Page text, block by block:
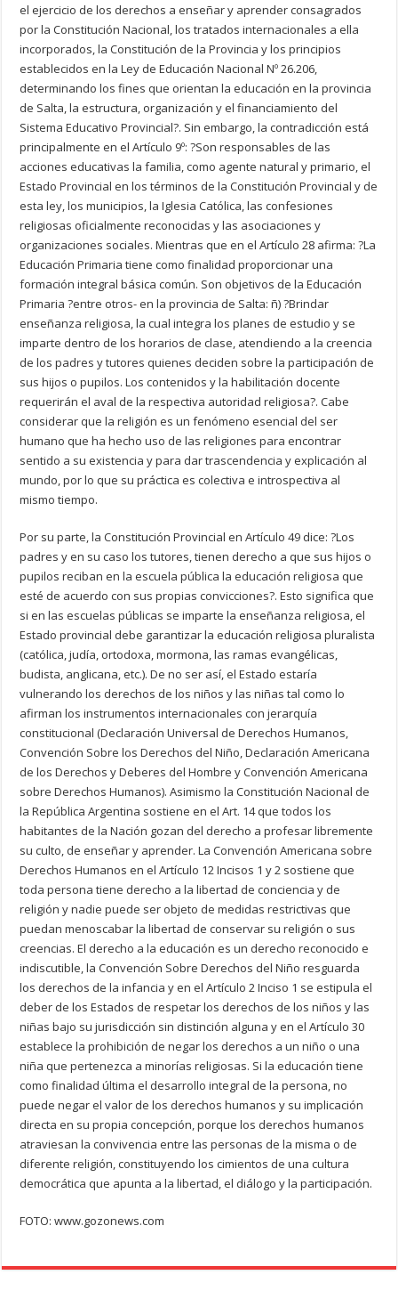
el ejercicio de los derechos a enseñar y aprender consagrados
por la Constitución Nacional, los tratados internacionales a ella
incorporados, la Constitución de la Provincia y los principios
establecidos en la Ley de Educación Nacional Nº 26.206,
determinando los fines que orientan la educación en la provincia
de Salta, la estructura, organización y el financiamiento del
Sistema Educativo Provincial?. Sin embargo, la contradicción está
principalmente en el Artículo 9º: ?Son responsables de las
acciones educativas la familia, como agente natural y primario, el
Estado Provincial en los términos de la Constitución Provincial y de
esta ley, los municipios, la Iglesia Católica, las confesiones
religiosas oficialmente reconocidas y las asociaciones y
organizaciones sociales. Mientras que en el Artículo 28 afirma: ?La
Educación Primaria tiene como finalidad proporcionar una
formación integral básica común. Son objetivos de la Educación
Primaria ?entre otros- en la provincia de Salta: ñ) ?Brindar
enseñanza religiosa, la cual integra los planes de estudio y se
imparte dentro de los horarios de clase, atendiendo a la creencia
de los padres y tutores quienes deciden sobre la participación de
sus hijos o pupilos. Los contenidos y la habilitación docente
requerirán el aval de la respectiva autoridad religiosa?. Cabe
considerar que la religión es un fenómeno esencial del ser
humano que ha hecho uso de las religiones para encontrar
sentido a su existencia y para dar trascendencia y explicación al
mundo, por lo que su práctica es colectiva e introspectiva al
mismo tiempo.
Por su parte, la Constitución Provincial en Artículo 49 dice: ?Los
padres y en su caso los tutores, tienen derecho a que sus hijos o
pupilos reciban en la escuela pública la educación religiosa que
esté de acuerdo con sus propias convicciones?. Esto significa que
si en las escuelas públicas se imparte la enseñanza religiosa, el
Estado provincial debe garantizar la educación religiosa pluralista
(católica, judía, ortodoxa, mormona, las ramas evangélicas,
budista, anglicana, etc.). De no ser así, el Estado estaría
vulnerando los derechos de los niños y las niñas tal como lo
afirman los instrumentos internacionales con jerarquía
constitucional (Declaración Universal de Derechos Humanos,
Convención Sobre los Derechos del Niño, Declaración Americana
de los Derechos y Deberes del Hombre y Convención Americana
sobre Derechos Humanos). Asimismo la Constitución Nacional de
la República Argentina sostiene en el Art. 14 que todos los
habitantes de la Nación gozan del derecho a profesar libremente
su culto, de enseñar y aprender. La Convención Americana sobre
Derechos Humanos en el Artículo 12 Incisos 1 y 2 sostiene que
toda persona tiene derecho a la libertad de conciencia y de
religión y nadie puede ser objeto de medidas restrictivas que
puedan menoscabar la libertad de conservar su religión o sus
creencias. El derecho a la educación es un derecho reconocido e
indiscutible, la Convención Sobre Derechos del Niño resguarda
los derechos de la infancia y en el Artículo 2 Inciso 1 se estipula el
deber de los Estados de respetar los derechos de los niños y las
niñas bajo su jurisdicción sin distinción alguna y en el Artículo 30
establece la prohibición de negar los derechos a un niño o una
niña que pertenezca a minorías religiosas. Si la educación tiene
como finalidad última el desarrollo integral de la persona, no
puede negar el valor de los derechos humanos y su implicación
directa en su propia concepción, porque los derechos humanos
atraviesan la convivencia entre las personas de la misma o de
diferente religión, constituyendo los cimientos de una cultura
democrática que apunta a la libertad, el diálogo y la participación.
FOTO: www.gozonews.com